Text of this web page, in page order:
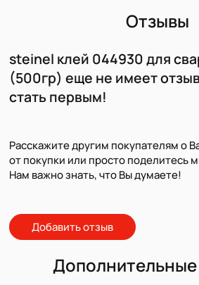
Отзывы
steinel клей 044930 для
(500гр) еще не имеет
стать первым!
Расскажите другим покупателям о
от покупки или просто поделитесь
Нам важно знать, что Вы думаете!
Добавить отзыв